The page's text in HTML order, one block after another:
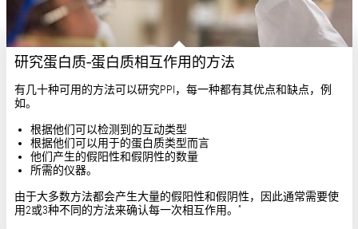
研究蛋白质-蛋白质相互作用的方法
有几十种可用的方法可以研究PPI，每一种都有其优点和缺点，例
如。
根据他们可以检测到的互动类型
根据他们可以用于的蛋白质类型而言
他们产生的假阳性和假阴性的数量
所需的仪器。
由于大多数方法都会产生大量的假阳性和假阴性，因此通常需要使
用2或3种不同的方法来确认每一次相互作用。”